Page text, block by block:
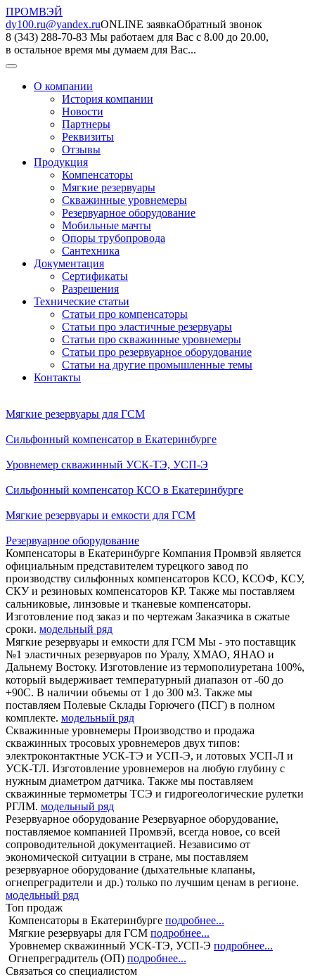
ПРОМВЭЙ
dy100.ru@yandex.ruONLINE заявкаОбратный звонок
8 (343) 288-70-83 Мы работаем для Вас с 8.00 до 20.00,
в остальное время мы думаем для Вас...
О компании
История компании
Новости
Партнеры
Реквизиты
Отзывы
Продукция
Компенсаторы
Мягкие резервуары
Скважинные уровнемеры
Резервуарное оборудование
Мобильные мачты
Опоры трубопровода
Сантехника
Документация
Сертификаты
Разрешения
Технические статьи
Статьи про компенсаторы
Статьи про эластичные резервуары
Статьи про скважинные уровнемеры
Статьи про резервуарное оборудование
Статьи на другие промышленные темы
Контакты
Мягкие резервуары для ГСМ
Сильфонный компенсатор в Екатеринбурге
Уровнемер скважинный УСК-ТЭ, УСП-Э
Сильфонный компенсатор КСО в Екатеринбурге
Мягкие резервуары и емкости для ГСМ
Резервуарное оборудование
Компенсаторы в Екатеринбурге Компания Промвэй является
официальным представителем турецкого завод по
производству сильфонных компенсаторов КСО, КСОФ, КСУ,
СКУ и резиновых компенсаторов КР. Также мы поставляем
сальниковые, линзовые и тканевые компенсаторы.
Изготовление под заказ и по чертежам Заказчика в сжатые
сроки. модельный ряд
Мягкие резервуары и емкости для ГСМ Мы - это поставщик
№1 эластичных резервуаров по Уралу, ХМАО, ЯНАО и
Дальнему Востоку. Изготовление из термополиуретана 100%,
который выдерживает температурный диапазон от -60 до
+90С. В наличии объемы от 1 до 300 м3. Также мы
поставляем Полевые Склады Горючего (ПСГ) в полном
комплекте. модельный ряд
Скважинные уровнемеры Производство и продажа
скважинных тросовых уровнемеров двух типов:
электроконтактные УСК-ТЭ и УСП-Э, и лотовых УСП-Л и
УСК-ТЛ. Изготовление уровнемеров на любую глубину с
нужным диаметром датчика. Также мы поставляем
скважинные термометры ТСЭ и гидрогеологические рулетки
РГЛМ. модельный ряд
Резервуарное оборудование Резервуарное оборудование,
поставляемое компанией Промвэй, всегда новое, со всей
сопроводительной документацией. Независимо от
экономической ситуации в стране, мы поставляем
резервуарное оборудование (дыхательные клапаны,
огнепреградители и др.) только по лучшим ценам в регионе.
модельный ряд
Топ продаж
Компенсаторы в Екатеринбурге подробнее...
Мягкие резервуары для ГСМ подробнее...
Уровнемер скважинный УСК-ТЭ, УСП-Э подробнее...
Огнепреградитель (ОП) подробнее...
Связаться со специалистом